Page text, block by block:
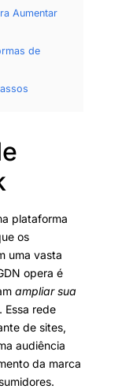
Aumentar
de
plataforma
os
uma vasta
opera é
ampliar sua
Essa rede
de sites,
audiência
da marca